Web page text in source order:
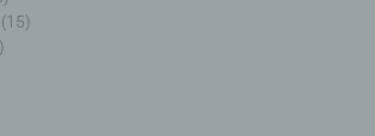
(15)
der Internetseite erneut seine
eingeben, weil dies von der
und dem auf dem Computersystem
abgelegten Cookie übernommen
Beispiel ist das Cookie eines
im Online-Shop. Der Online-Shop